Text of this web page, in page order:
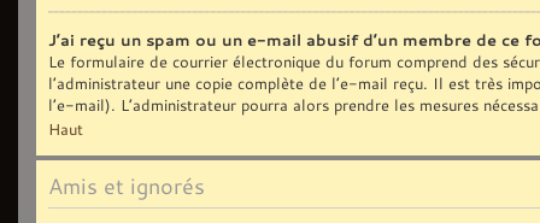
J’ai reçu un spam ou un e-mail abusif d’un membre de ce
Le formulaire de courrier électronique du forum comprend des
l’administrateur une copie complète de l’e-mail reçu. Il est très
l’e-mail). L’administrateur pourra alors prendre les mesures
Haut
Amis et ignorés